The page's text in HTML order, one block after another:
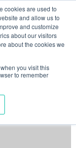
cookies are used to
and allow us to
and customize
about our visitors
about the cookies we
you visit this
to remember
Mastodon